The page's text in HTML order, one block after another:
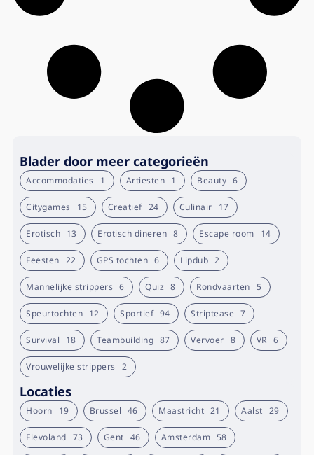
Blader door meer categorieën
Accommodaties 1 Artiesten 1 Beauty 6
Citygames 15 Creatief 24 Culinair 17
Erotisch 13 Erotisch dineren 8 Escape room 14
Feesten 22 GPS tochten 6 Lipdub 2
Mannelijke strippers 6 Quiz 8 Rondvaarten 5
Speurtochten 12 Sportief 94 Striptease 7
Survival 18 Teambuilding 87 Vervoer 8 VR 6
Vrouwelijke strippers 2
Locaties
Hoorn 19 Brussel 46 Maastricht 21 Aalst 29
Flevoland 73 Gent 46 Amsterdam 58